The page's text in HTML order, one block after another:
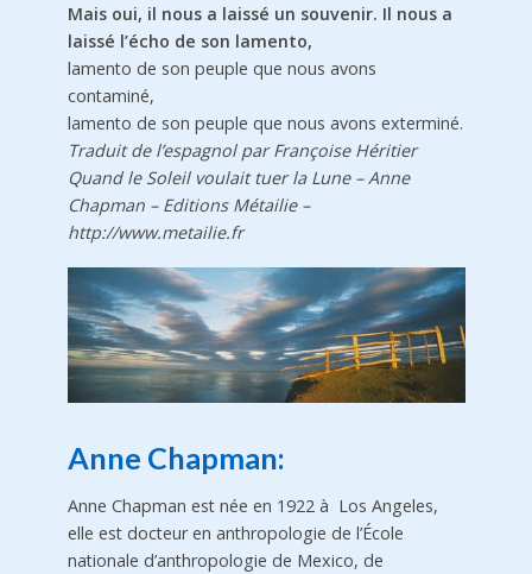
Mais oui, il nous a laissé un souvenir. Il nous a
laissé l’écho de son lamento,
lamento de son peuple que nous avons
contaminé,
lamento de son peuple que nous avons exterminé.
Traduit de l’espagnol par Françoise Héritier
Quand le Soleil voulait tuer la Lune – Anne
Chapman – Editions Métailie –
http://www.metailie.fr
Anne Chapman:
Anne Chapman est née en 1922 à Los Angeles,
elle est docteur en anthropologie de l’École
nationale d’anthropologie de Mexico, de